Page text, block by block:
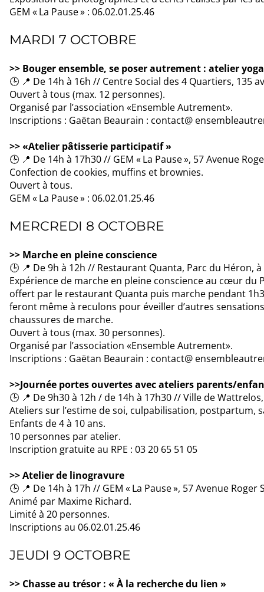
GEM « La Pause » : 06.02.01.25.46
MARDI 7 OCTOBRE
>> Bouger ensemble, se poser autrement : atelier
🕒 📍 De 14h à 16h // Centre Social des 4 Quartiers, 135
Ouvert à tous (max. 12 personnes).
Organisé par l’association «Ensemble Autrement».
Inscriptions : Gaëtan Beaurain : contact@
>> «Atelier pâtisserie participatif »
🕒 📍 De 14h à 17h30 // GEM « La Pause », 57 Avenue
Confection de cookies, muffins et brownies.
Ouvert à tous.
GEM « La Pause » : 06.02.01.25.46
MERCREDI 8 OCTOBRE
>> Marche en pleine conscience
🕒 📍 De 9h à 12h // Restaurant Quanta, Parc du Héron,
Expérience de marche en pleine conscience au cœur
offert par le restaurant Quanta puis marche pendant
feront même à reculons pour éveiller d’autres
chaussures de marche.
Ouvert à tous (max. 30 personnes).
Organisé par l’association «Ensemble Autrement».
Inscriptions : Gaëtan Beaurain : contact@
>>Journée portes ouvertes avec ateliers parents/
🕒 📍 De 9h30 à 12h / de 14h à 17h30 // Ville de
Ateliers sur l’estime de soi, culpabilisation, postpartum,
Enfants de 4 à 10 ans.
10 personnes par atelier.
Inscription gratuite au RPE : 03 20 65 51 05
>> Atelier de linogravure
🕒 📍 De 14h à 17h // GEM « La Pause », 57 Avenue
Animé par Maxime Richard.
Limité à 20 personnes.
Inscriptions au 06.02.01.25.46
JEUDI 9 OCTOBRE
>> Chasse au trésor : « À la recherche du lien »